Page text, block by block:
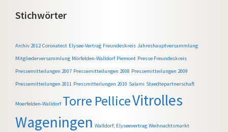
Stichwörter
Archiv 2012 Coronatest Elysee-Vertrag Freundeskreis Jahreshauptversammlung
Mitgliederversammlung Mörfelden-Walldorf Piemont Presse Freundeskreis
Pressemitteilungen 2007 Pressemitteilungen 2008 Pressemitteilungen 2009
Pressemitteilungen 2011 Pressmitteilungen 2010 Salami Staedtepartnerschaft
Moerfelden-Walldorf Torre PelliceVitrolles
Wageningen Walldorf; Elyseevertrag Weihnachtsmarkt